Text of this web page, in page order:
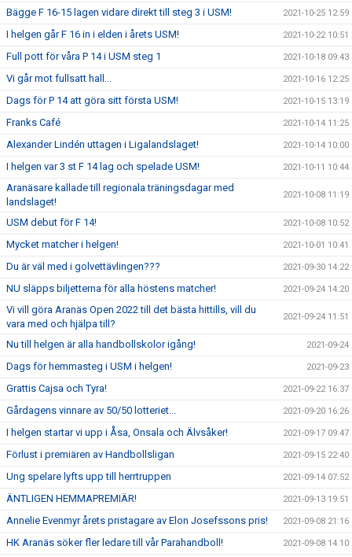
Bägge F 16-15 lagen vidare direkt till steg 3 i USM! 2021-10-25 12:59
I helgen går F 16 in i elden i årets USM! 2021-10-22 10:51
Full pott för våra P 14 i USM steg 1 2021-10-18 09:43
Vi går mot fullsatt hall... 2021-10-16 12:25
Dags för P 14 att göra sitt första USM! 2021-10-15 13:19
Franks Café 2021-10-14 11:25
Alexander Lindén uttagen i Ligalandslaget! 2021-10-14 10:00
I helgen var 3 st F 14 lag och spelade USM! 2021-10-11 10:44
Aranäsare kallade till regionala träningsdagar med
landslaget!
2021-10-08 11:19
USM debut för F 14! 2021-10-08 10:52
Mycket matcher i helgen! 2021-10-01 10:41
Du är väl med i golvettävlingen??? 2021-09-30 14:22
NU släpps biljetterna för alla höstens matcher! 2021-09-24 14:20
Vi vill göra Aranäs Open 2022 till det bästa hittills, vill du
vara med och hjälpa till?
2021-09-24 11:51
Nu till helgen är alla handbollskolor igång! 2021-09-24
Dags för hemmasteg i USM i helgen! 2021-09-23
Grattis Cajsa och Tyra! 2021-09-22 16:37
Gårdagens vinnare av 50/50 lotteriet... 2021-09-20 16:26
I helgen startar vi upp i Åsa, Onsala och Älvsåker! 2021-09-17 09:47
Förlust i premiären av Handbollsligan 2021-09-15 22:40
Ung spelare lyfts upp till herrtruppen 2021-09-14 07:52
ÄNTLIGEN HEMMAPREMIÄR! 2021-09-13 19:51
Annelie Evenmyr årets pristagare av Elon Josefssons pris! 2021-09-08 21:16
HK Aranäs söker fler ledare till vår Parahandboll! 2021-09-08 14:10